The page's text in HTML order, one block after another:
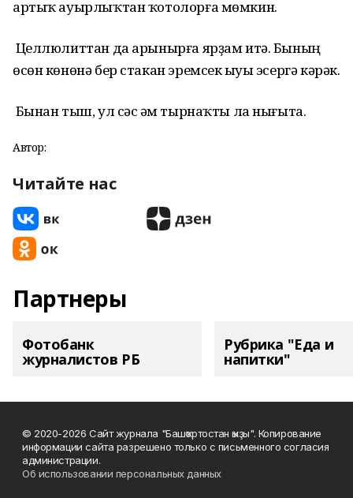
артыҡ ауырлыҡтан ҡотолорға мөмкин.
Целлюлиттан да арынырға ярҙам итә. Бының
өсөн көнөнә бер стакан эремсек һыуы эсергә кәрәк.
Бынан тыш, ул сәс һәм тырнаҡты ла нығыта.
Автор:
Читайте нас
Партнеры
Фотобанк
журналистов РБ
Рубрика "Еда и
напитки"
© 2020-2026 Сайт журнала "Башҡортостан ҡыҙы". Копирование
информации сайта разрешено только с письменного согласия
администрации.
Об использовании персональных данных